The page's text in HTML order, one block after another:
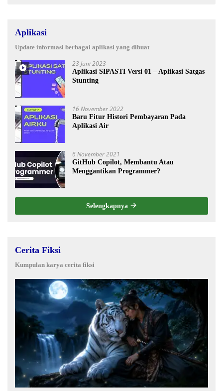
Aplikasi
Update informasi berbagai aplikasi yang dibuat
23 Juni 2023
Aplikasi SIPASTI Versi 01 – Aplikasi Satgas
Stunting
16 November 2022
Baru Fitur Histori Pembayaran Pada
Aplikasi Air
6 November 2021
GitHub Copilot, Membantu Atau
Menggantikan Programmer?
Selengkapnya
Cerita Fiksi
Kumpulan karya cerita fiksi